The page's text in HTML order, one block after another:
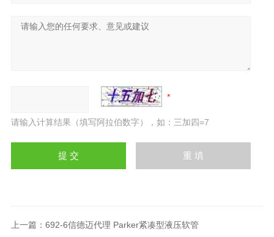
请输入计算结果（填写阿拉伯数字），如：三加四=7
上一篇： 692-6信德迈代理 Parker紧凑型液压软管